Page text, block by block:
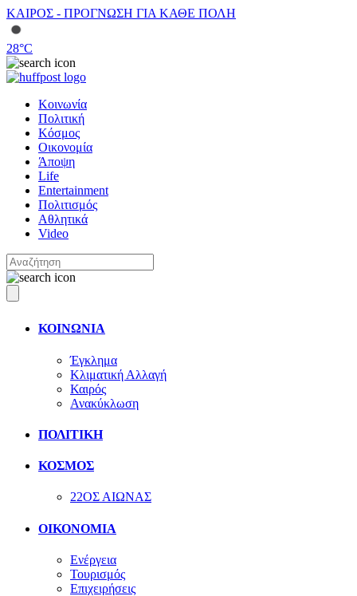
ΚΑΙΡΟΣ - ΠΡΟΓΝΩΣΗ ΓΙΑ ΚΑΘΕ ΠΟΛΗ
28°C
Κοινωνία
Πολιτική
Κόσμος
Οικονομία
Άποψη
Life
Entertainment
Πολιτισμός
Αθλητικά
Video
ΚΟΙΝΩΝΙΑ
Έγκλημα
Κλιματική Αλλαγή
Καιρός
Ανακύκλωση
ΠΟΛΙΤΙΚΗ
ΚΟΣΜΟΣ
22ΟΣ ΑΙΩΝΑΣ
ΟΙΚΟΝΟΜΙΑ
Ενέργεια
Τουρισμός
Επιχειρήσεις